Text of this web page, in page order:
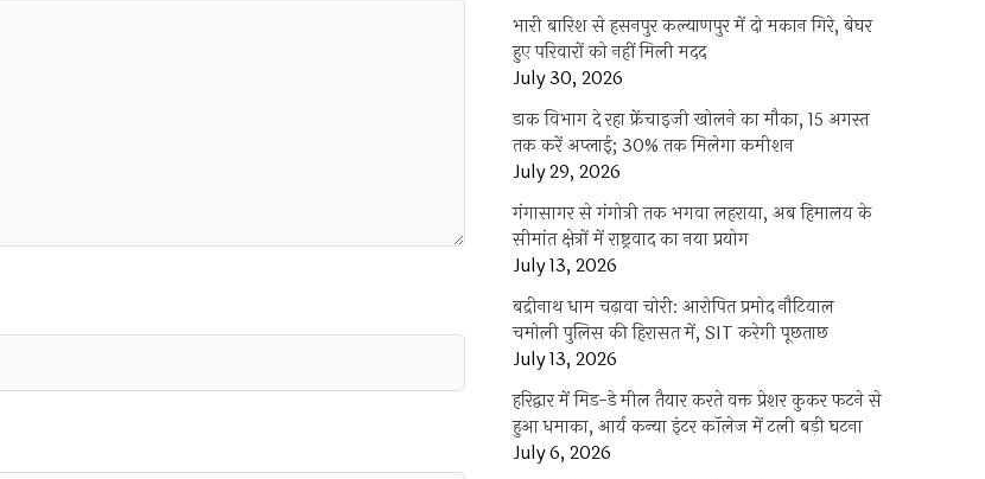
भारी बारिश से हसनपुर कल्याणपुर में दो मकान गिरे, बेघर
हुए परिवारों को नहीं मिली मदद
July 30, 2026
डाक विभाग दे रहा फ्रेंचाइजी खोलने का मौका, 15 अगस्त
तक करें अप्लाई; 30% तक मिलेगा कमीशन
July 29, 2026
गंगासागर से गंगोत्री तक भगवा लहराया, अब हिमालय के
सीमांत क्षेत्रों में राष्ट्रवाद का नया प्रयोग
July 13, 2026
बद्रीनाथ धाम चढ़ावा चोरी: आरोपित प्रमोद नौटियाल
चमोली पुलिस की हिरासत में, SIT करेगी पूछताछ
July 13, 2026
हरिद्वार में मिड-डे मील तैयार करते वक्त प्रेशर कुकर फटने से
हुआ धमाका, आर्य कन्या इंटर कॉलेज में टली बड़ी घटना
July 6, 2026